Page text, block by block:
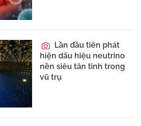
Lần đầu tiên phát
hiện dấu hiệu neutrino
nền siêu tân tinh trong
vũ trụ